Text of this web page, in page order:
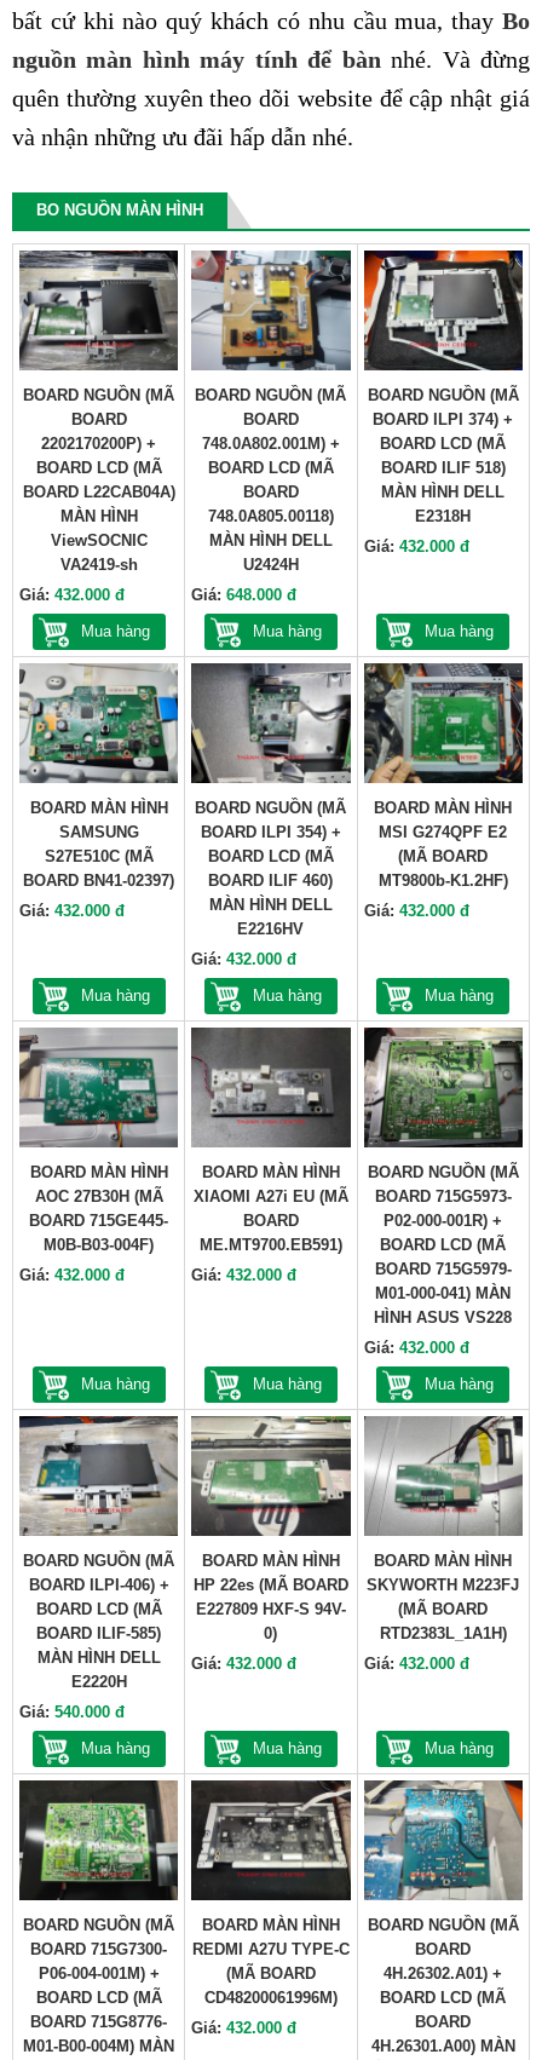
bất cứ khi nào quý khách có nhu cầu mua, thay Bo
nguồn màn hình máy tính để bàn nhé. Và đừng
quên thường xuyên theo dõi website để cập nhật giá
và nhận những ưu đãi hấp dẫn nhé.
BO NGUỒN MÀN HÌNH
BOARD NGUỒN (MÃ
BOARD
2202170200P) +
BOARD LCD (MÃ
BOARD L22CAB04A)
MÀN HÌNH
ViewSOCNIC
VA2419-sh
Giá: 432.000 đ
Mua hàng
BOARD NGUỒN (MÃ
BOARD
748.0A802.001M) +
BOARD LCD (MÃ
BOARD
748.0A805.00118)
MÀN HÌNH DELL
U2424H
Giá:648.000 đ
Mua hàng
BOARD NGUỒN (MÃ
BOARD ILPI 374) +
BOARD LCD (MÃ
BOARD ILIF 518)
MÀN HÌNH DELL
E2318H
Giá: 432.000 đ
Mua hàng
BOARD MÀN HÌNH
SAMSUNG
S27E510C (MÃ
BOARD BN41-02397)
Giá: 432.000 đ
Mua hàng
BOARD NGUỒN (MÃ
BOARD ILPI 354) +
BOARD LCD (MÃ
BOARD ILIF 460)
MÀN HÌNH DELL
E2216HV
Giá:432.000 đ
Mua hàng
BOARD MÀN HÌNH
MSI G274QPF E2
(MÃ BOARD
MT9800b-K1.2HF)
Giá: 432.000 đ
Mua hàng
BOARD MÀN HÌNH
AOC 27B30H (MÃ
BOARD 715GE445-
M0B-B03-004F)
Giá: 432.000 đ
Mua hàng
BOARD MÀN HÌNH
XIAOMI A27i EU (MÃ
BOARD
ME.MT9700.EB591)
Giá:432.000 đ
Mua hàng
BOARD NGUỒN (MÃ
BOARD 715G5973-
P02-000-001R) +
BOARD LCD (MÃ
BOARD 715G5979-
M01-000-041) MÀN
HÌNH ASUS VS228
Giá: 432.000 đ
Mua hàng
BOARD NGUỒN (MÃ
BOARD ILPI-406) +
BOARD LCD (MÃ
BOARD ILIF-585)
MÀN HÌNH DELL
E2220H
Giá: 540.000 đ
Mua hàng
BOARD MÀN HÌNH
HP 22es (MÃ BOARD
E227809 HXF-S 94V-
0)
Giá:432.000 đ
Mua hàng
BOARD MÀN HÌNH
SKYWORTH M223FJ
(MÃ BOARD
RTD2383L_1A1H)
Giá: 432.000 đ
Mua hàng
BOARD NGUỒN (MÃ
BOARD 715G7300-
P06-004-001M) +
BOARD LCD (MÃ
BOARD 715G8776-
M01-B00-004M) MÀN
BOARD MÀN HÌNH
REDMI A27U TYPE-C
(MÃ BOARD
CD48200061996M)
Giá:432.000 đ
BOARD NGUỒN (MÃ
BOARD
4H.26302.A01) +
BOARD LCD (MÃ
BOARD
4H.26301.A00) MÀN